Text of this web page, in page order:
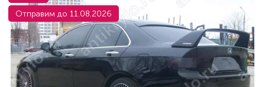
Отправим до 11.08.2026